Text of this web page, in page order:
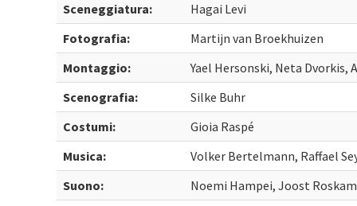
Sceneggiatura:
Hagai Levi
Fotografia:
Martijn van Broekhuizen
Montaggio:
Yael Hersonski, Neta Dvorkis,
Scenografia:
Silke Buhr
Costumi:
Gioia Raspé
Musica:
Volker Bertelmann, Raffael
Suono:
Noemi Hampei, Joost